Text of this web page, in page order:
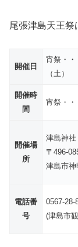
尾張津島天王祭
開催日
宵祭・・
（土）
開催時
間
宵祭・・
開催場
所
津島神社
〒496-
津島市神
電話番
号
0567-28-
(津島市